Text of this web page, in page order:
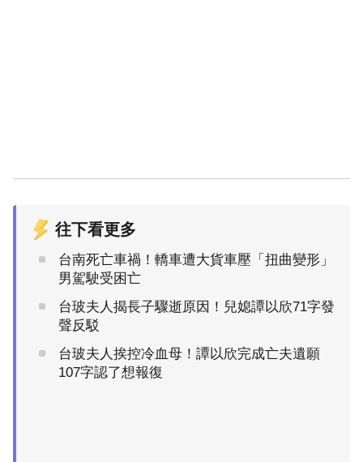
往下看更多
台南死亡車禍！轎車遭大貨車壓「扭曲變形」
男駕駛受困亡
台玻夫人揭長子驟逝原因！兒媳譚以欣71字發
聲反駁
台玻夫人挨控冷血母！譚以欣完成亡夫遺願
107字認了想報復